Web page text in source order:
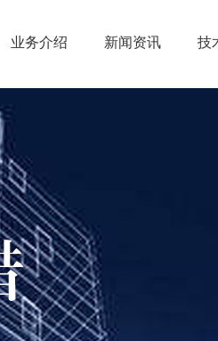
业务介绍
担保公司保函
保险公司保函
新闻资讯 技